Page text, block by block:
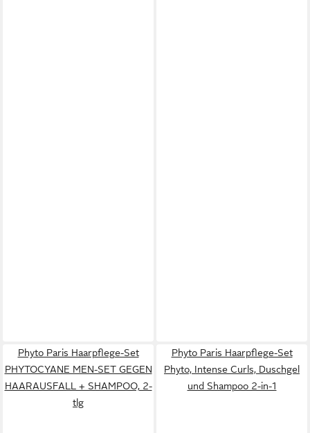
Phyto Paris Haarpflege-Set
PHYTOCYANE MEN-SET GEGEN
HAARAUSFALL + SHAMPOO, 2-
tlg
Phyto Paris Haarpflege-Set
Phyto, Intense Curls, Duschgel
und Shampoo 2-in-1